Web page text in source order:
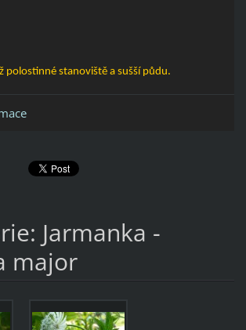
polostinné stanoviště a sušší půdu.
Jarmanka -
major